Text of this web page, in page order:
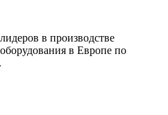
в производстве
в Европе по